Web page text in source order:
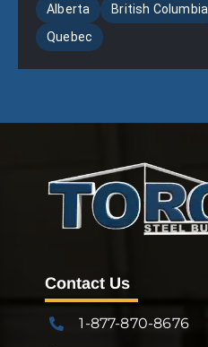
Alberta British Columbia
Quebec
Contact Us
1-877-870-8676